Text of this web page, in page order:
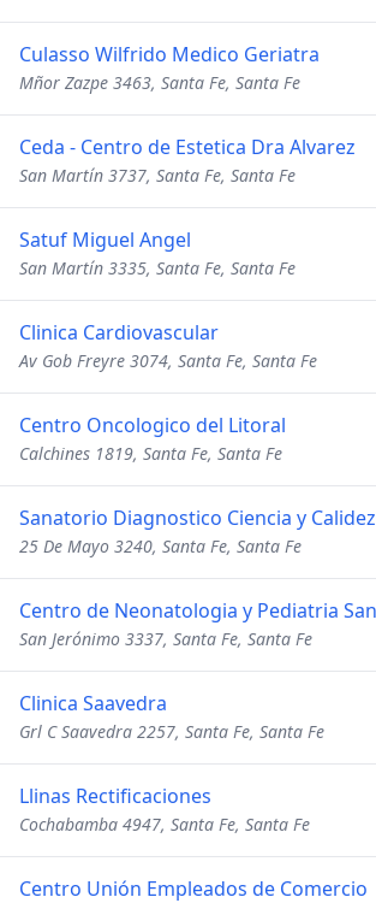
Culasso Wilfrido Medico Geriatra
Mñor Zazpe 3463, Santa Fe, Santa Fe
Ceda - Centro de Estetica Dra Alvarez
San Martín 3737, Santa Fe, Santa Fe
Satuf Miguel Angel
San Martín 3335, Santa Fe, Santa Fe
Clinica Cardiovascular
Av Gob Freyre 3074, Santa Fe, Santa Fe
Centro Oncologico del Litoral
Calchines 1819, Santa Fe, Santa Fe
Sanatorio Diagnostico Ciencia y Calidez
25 De Mayo 3240, Santa Fe, Santa Fe
San Jerónimo 3337, Santa Fe, Santa Fe
Clinica Saavedra
Grl C Saavedra 2257, Santa Fe, Santa Fe
Llinas Rectificaciones
Cochabamba 4947, Santa Fe, Santa Fe
Centro Unión Empleados de Comercio